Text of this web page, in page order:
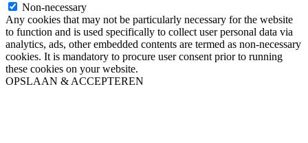
Non-necessary
Any cookies that may not be particularly necessary for the website
to function and is used specifically to collect user personal data via
analytics, ads, other embedded contents are termed as non-necessary
cookies. It is mandatory to procure user consent prior to running
these cookies on your website.
OPSLAAN & ACCEPTEREN